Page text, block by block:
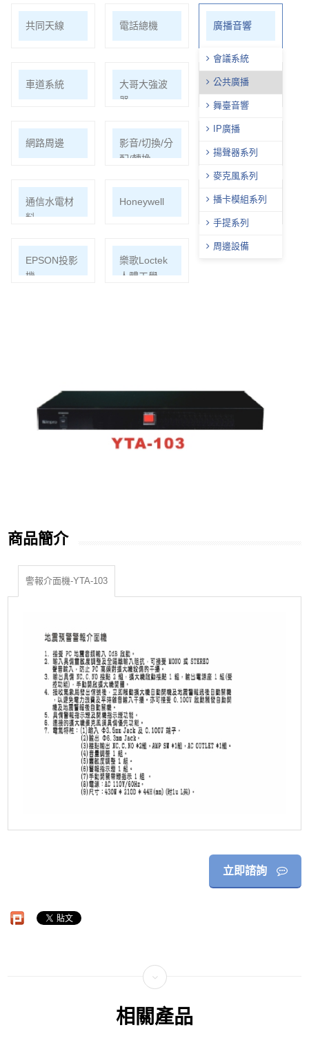
共同天線 電話總機 廣播音響
會議系統
公共廣播
舞臺音響
IP廣播
揚聲器系列
麥克風系列
播卡模組系列
手提系列
周邊設備
車道系統
大哥大強波
器
中央監控
網路周邊
影音/切換/分
配/轉換
通信水電材
料
Honeywell
ECOHEAL
光合電子樹
EPSON投影
機
樂歌Loctek
人體工學
商品簡介
警報介面機-YTA-103
立即諮詢
相關產品